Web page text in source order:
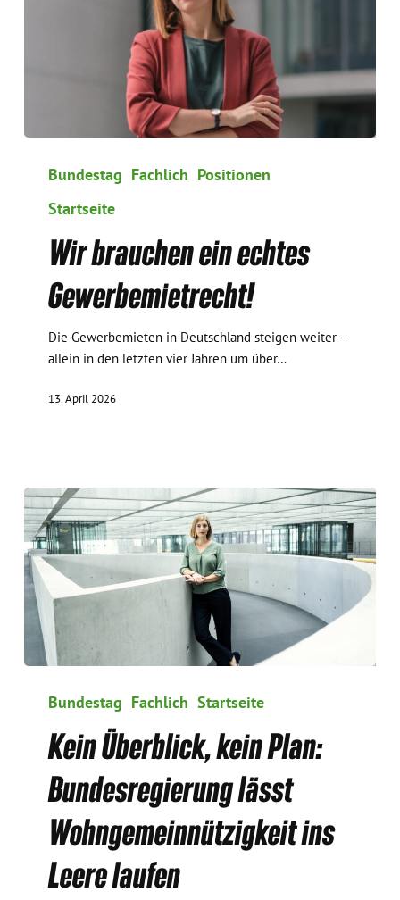
brauchen
echtes
Bundestag Fachlich Positionen
Startseite
Wir brauchen ein echtes
Gewerbemietrecht!
Die Gewerbemieten in Deutschland steigen weiter –
allein in den letzten vier Jahren um über…
13. April 2026
Überblick,
Bundesregierung
Wohngemeinnützigkeit
Leere
laufen
Bundestag Fachlich Startseite
Kein Überblick, kein Plan:
Bundesregierung lässt
Wohngemeinnützigkeit ins
Leere laufen